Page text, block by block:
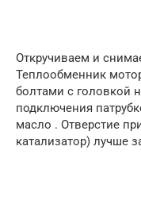
Откручиваем и
Теплообменник
болтами с головкой
подключения
масло . Отверстие
катализатор) лучше